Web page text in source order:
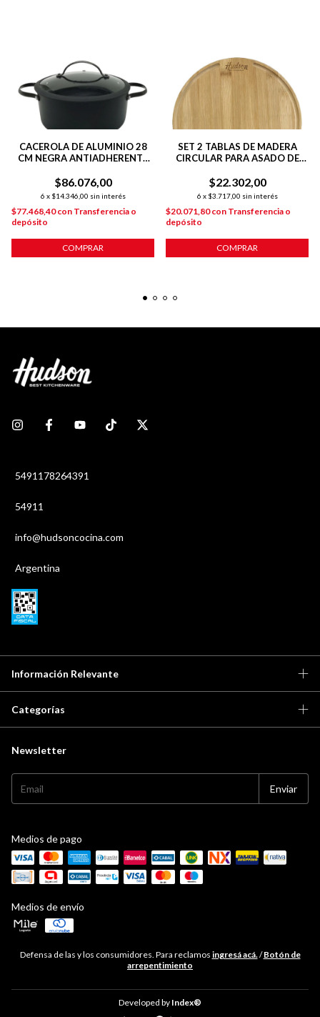
CACEROLA DE ALUMINIO 28
CM NEGRA ANTIADHERENTE
$86.076,00
6 x $14.346,00 sin interés
$77.468,40con Transferencia o
depósito
COMPRAR
SET 2 TABLAS DE MADERA
CIRCULAR PARA ASADO DE
$22.302,00
6 x $3.717,00 sin interés
$20.071,80con Transferencia o
depósito
5491178264391
54911
info@hudsoncocina.com
Argentina
Información Relevante
Categorías
Newsletter
Medios de pago
Medios de envío
Defensa de las y los consumidores. Para reclamos ingresá acá./ Botón de
arrepentimiento
Developed by Index®